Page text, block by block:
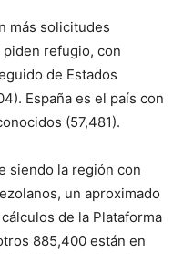
más solicitudes
refugio, con
de Estados
España es el país con
(57,481).
siendo la región con
un aproximado
de la Plataforma
885,400 están en